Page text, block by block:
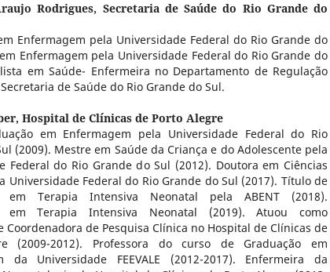
Rodrigues, Secretaria de Saúde do Rio Grande do
Enfermagem pela Universidade Federal do Rio Grande do
Enfermagem pela Universidade Federal do Rio Grande do
em Saúde- Enfermeira no Departamento de Regulação
de Saúde do Rio Grande do Sul.
Hospital de Clínicas de Porto Alegre
em Enfermagem pela Universidade Federal do Rio
(2009). Mestre em Saúde da Criança e do Adolescente pela
Federal do Rio Grande do Sul (2012). Doutora em Ciências
Universidade Federal do Rio Grande do Sul (2017). Título de
em Terapia Intensiva Neonatal pela ABENT (2018).
em Terapia Intensiva Neonatal (2019). Atuou como
Coordenadora de Pesquisa Clínica no Hospital de Clínicas de
(2009-2012). Professora do curso de Graduação em
da Universidade FEEVALE (2012-2017). Enfermeira da